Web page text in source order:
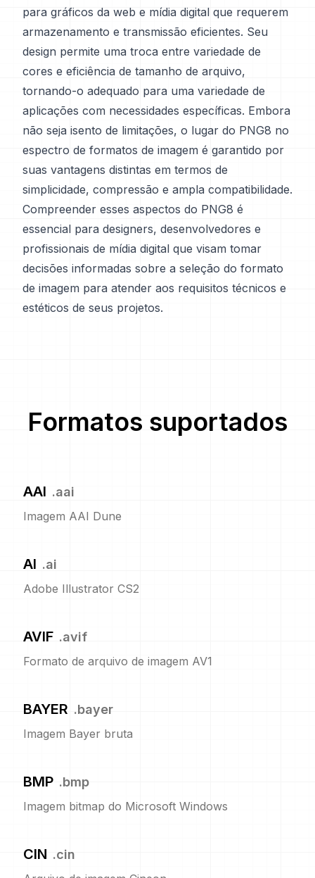
para gráficos da web e mídia digital que requerem
armazenamento e transmissão eficientes. Seu
design permite uma troca entre variedade de
cores e eficiência de tamanho de arquivo,
tornando-o adequado para uma variedade de
aplicações com necessidades específicas. Embora
não seja isento de limitações, o lugar do PNG8 no
espectro de formatos de imagem é garantido por
suas vantagens distintas em termos de
simplicidade, compressão e ampla compatibilidade.
Compreender esses aspectos do PNG8 é
essencial para designers, desenvolvedores e
profissionais de mídia digital que visam tomar
decisões informadas sobre a seleção do formato
de imagem para atender aos requisitos técnicos e
estéticos de seus projetos.
Formatos suportados
AAI .aai
Imagem AAI Dune
AI .ai
Adobe Illustrator CS2
AVIF .avif
Formato de arquivo de imagem AV1
BAYER .bayer
Imagem Bayer bruta
BMP .bmp
Imagem bitmap do Microsoft Windows
CIN .cin